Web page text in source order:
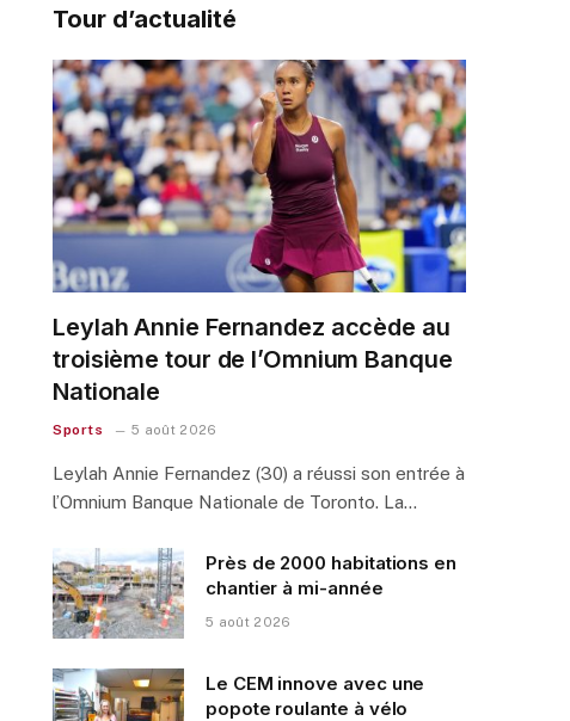
Tour d’actualité
Leylah Annie Fernandez accède au
troisième tour de l’Omnium Banque
Nationale
Sports 5 août 2026
Leylah Annie Fernandez (30) a réussi son entrée à
l’Omnium Banque Nationale de Toronto. La…
Près de 2000 habitations en
chantier à mi-année
5 août 2026
Le CEM innove avec une
popote roulante à vélo